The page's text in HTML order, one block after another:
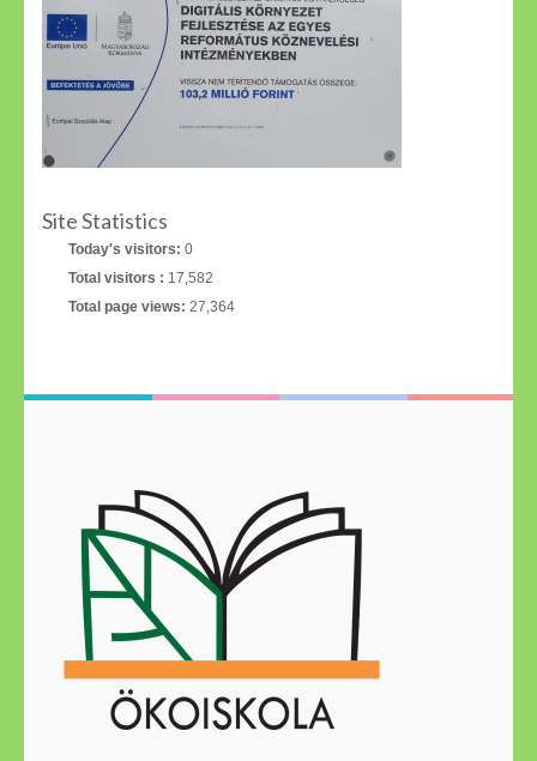
Site Statistics
Today's visitors: 0
Total visitors : 17,582
Total page views: 27,364